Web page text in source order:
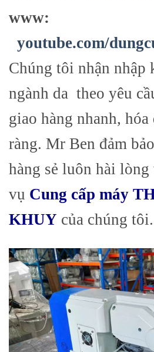
www:
youtube.com/
Chúng tôi nhận nhập
ngành da theo yêu
giao hàng nhanh,
ràng. Mr Ben đảm
hàng sẻ luôn hài
vụ Cung cấp máy
KHUY của chúng tôi.